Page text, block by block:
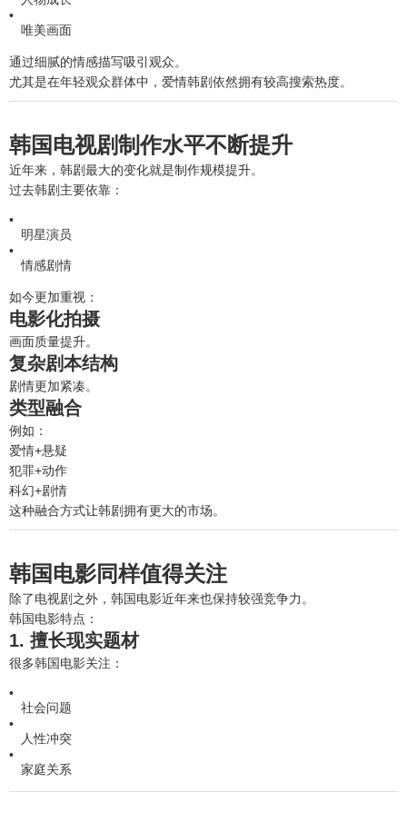
唯美画面
通过细腻的情感描写吸引观众。
尤其是在年轻观众群体中，爱情韩剧依然拥有较高搜索热度。
韩国电视剧制作水平不断提升
近年来，韩剧最大的变化就是制作规模提升。
过去韩剧主要依靠：
明星演员
情感剧情
如今更加重视：
电影化拍摄
画面质量提升。
复杂剧本结构
剧情更加紧凑。
类型融合
例如：
爱情+悬疑
犯罪+动作
科幻+剧情
这种融合方式让韩剧拥有更大的市场。
韩国电影同样值得关注
除了电视剧之外，韩国电影近年来也保持较强竞争力。
韩国电影特点：
1. 擅长现实题材
很多韩国电影关注：
社会问题
人性冲突
家庭关系